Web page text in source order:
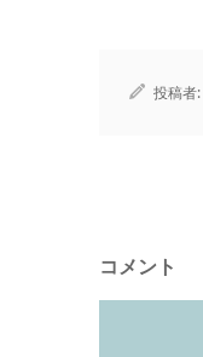
投稿者:
コメント